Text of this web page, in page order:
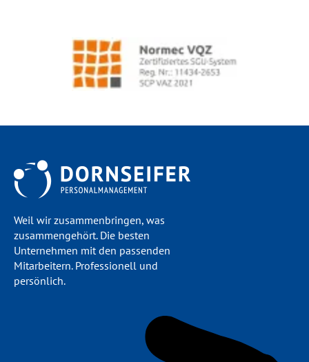
Weil wir zusammenbringen, was
zusammengehört. Die besten
Unternehmen mit den passenden
Mitarbeitern. Professionell und
persönlich.